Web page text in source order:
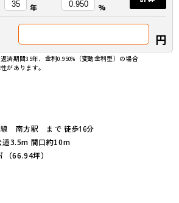
年 %
円
済期間35年、金利0.950%（変動金利型）の場合
があります。
線 南方駅 まで 徒歩16分
道3.5m 間口約10m
（66.94坪）